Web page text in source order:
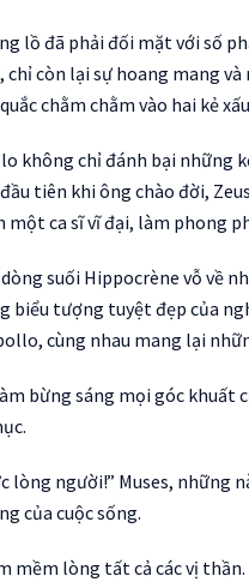
lồ đã phải đối mặt với số
còn lại sự hoang mang
chằm chằm vào hai kẻ
không chỉ đánh bại những
tiên khi ông chào đời,
ca sĩ vĩ đại, làm phong
suối Hippocrène vỗ về
biểu tượng tuyệt đẹp của
cùng nhau mang lại
bừng sáng mọi góc
lòng người!” Muses, những
của cuộc sống.
mềm lòng tất cả các vị